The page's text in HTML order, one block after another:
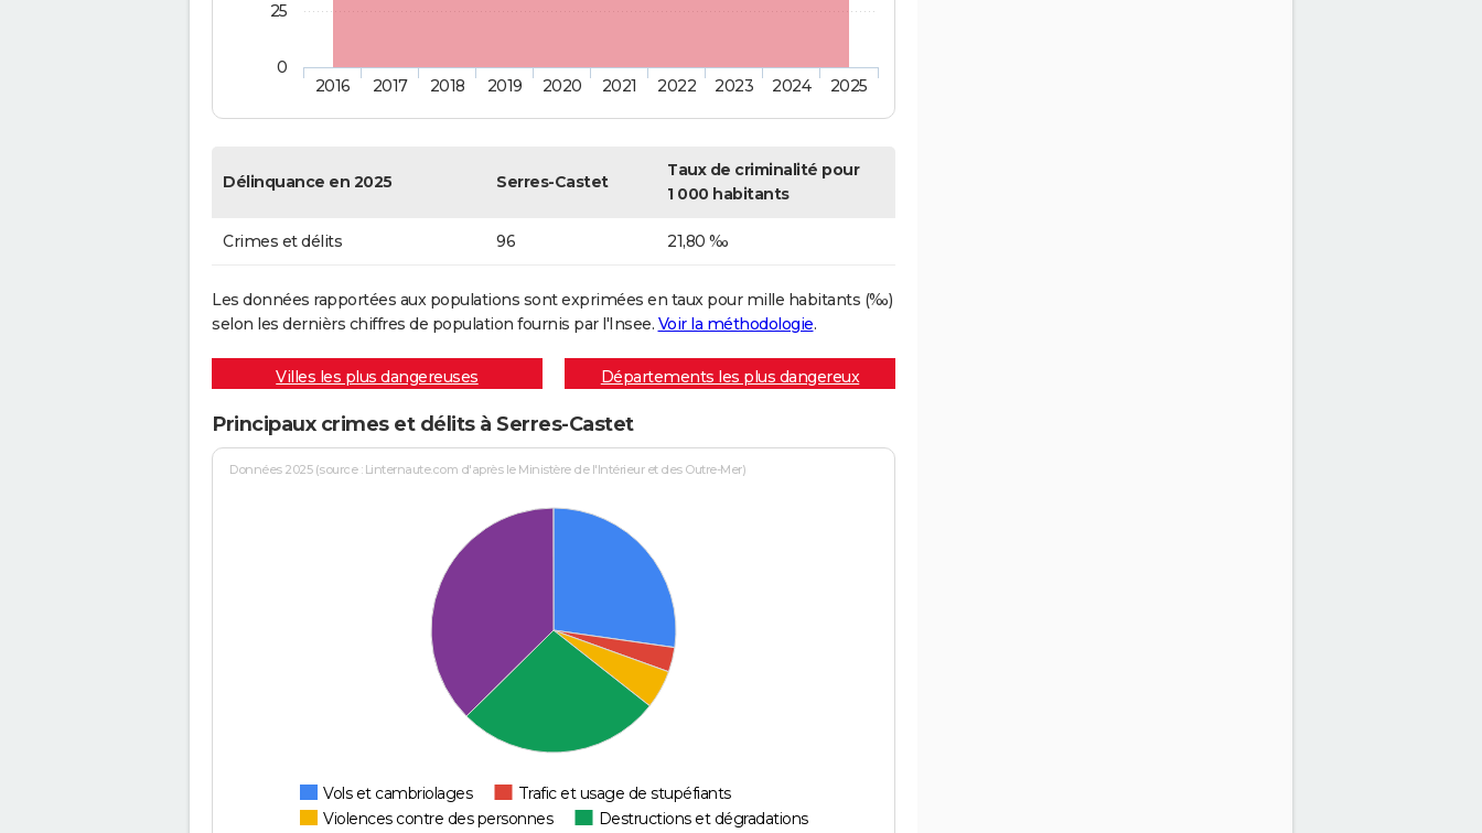
2016 2017 2018 2019 2020 2021 2022 2023 2024 2025
0
25
Délinquance en 2025 Serres-Castet
Taux de criminalité pour
1 000 habitants
Crimes et délits 96 21,80 ‰
Les données rapportées aux populations sont exprimées en taux pour mille habitants (‰)
selon les dernièrs chiffres de population fournis par l'Insee. Voir la méthodologie.
Villes les plus dangereuses Départements les plus dangereux
Principaux crimes et délits à Serres-Castet
Données 2025 (source : Linternaute.com d'après le Ministère de l'Intérieur et des Outre-Mer)
Vols et cambriolages
Trafic et usage de stupéfiants
Violences contre des personnes
Destructions et dégradations